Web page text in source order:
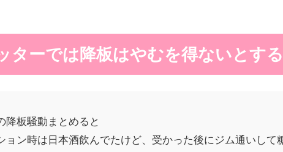
ターでは降板はやむを得ないとす
降板騒動まとめると
ョン時は日本酒飲んでたけど、受かった後にジム通いし